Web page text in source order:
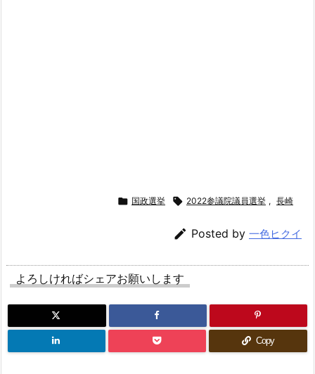
 国政選挙  2022参議院議員選挙 , 長崎
 Posted by 一色ヒクイ
よろしければシェアお願いします
Copy